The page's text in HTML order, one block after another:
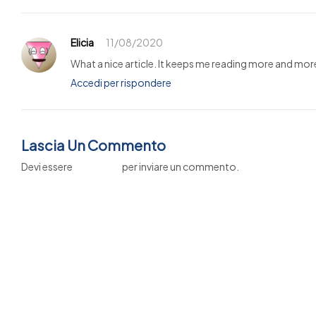
Elicia
11/08/2020
What a nice article. It keeps me reading more and
Accedi per rispondere
Lascia Un Commento
Devi essere per inviare un commento.